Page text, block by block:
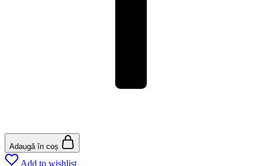
Adaugă în coș
Add to wishlist